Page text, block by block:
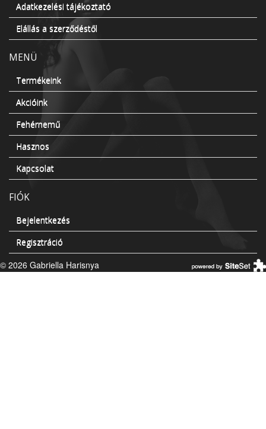
Adatkezelési tájékoztató
Elállás a szerződéstől
MENÜ
Termékeink
Akcióink
Fehérnemű
Hasznos
Kapcsolat
FIÓK
Bejelentkezés
Regisztráció
© 2026 Gabriella Harisnya